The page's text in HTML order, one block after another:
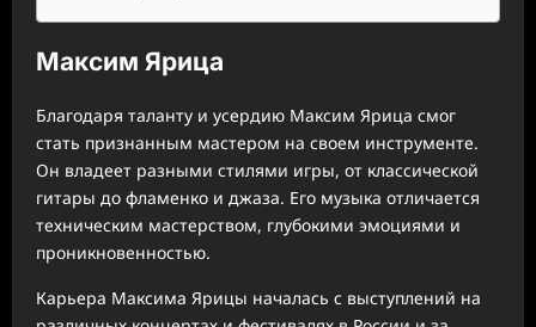
Максим Ярица
Благодаря таланту и усердию Максим Ярица смог
стать признанным мастером на своем инструменте.
Он владеет разными стилями игры, от классической
гитары до фламенко и джаза. Его музыка отличается
техническим мастерством, глубокими эмоциями и
проникновенностью.
Карьера Максима Ярицы началась с выступлений на